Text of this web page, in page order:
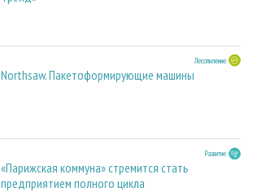
Лесопиление
Northsaw. Пакетоформирующие машины
Развитие
«Парижская коммуна» стремится стать
предприятием полного цикла